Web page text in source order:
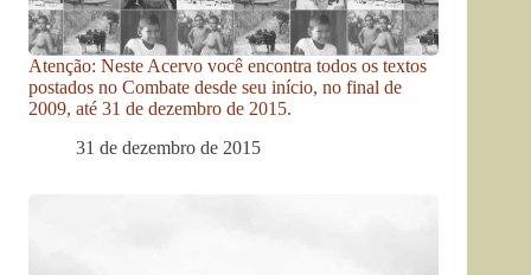
Atenção: Neste Acervo você encontra todos os textos
postados no Combate desde seu início, no final de
2009, até 31 de dezembro de 2015.
31 de dezembro de 2015